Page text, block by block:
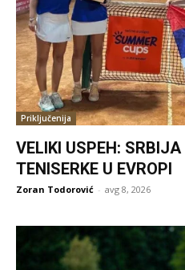
Priključenija
VELIKI USPEH:
TENISERKE U EVROPI
Zoran Todorović - avg 8, 2026